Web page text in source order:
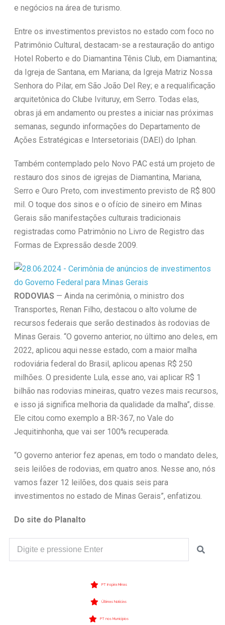
e negócios na área de turismo.
Entre os investimentos previstos no estado com foco no
Patrimônio Cultural, destacam-se a restauração do antigo
Hotel Roberto e do Diamantina Tênis Club, em Diamantina;
da Igreja de Santana, em Mariana; da Igreja Matriz Nossa
Senhora do Pilar, em São João Del Rey; e a requalificação
arquitetônica do Clube Ivituruy, em Serro. Todas elas,
obras já em andamento ou prestes a iniciar nas próximas
semanas, segundo informações do Departamento de
Ações Estratégicas e Intersetoriais (DAEI) do Iphan.
Também contemplado pelo Novo PAC está um projeto de
restauro dos sinos de igrejas de Diamantina, Mariana,
Serro e Ouro Preto, com investimento previsto de R$ 800
mil. O toque dos sinos e o ofício de sineiro em Minas
Gerais são manifestações culturais tradicionais
registradas como Patrimônio no Livro de Registro das
Formas de Expressão desde 2009.
RODOVIAS— Ainda na cerimônia, o ministro dos
Transportes, Renan Filho, destacou o alto volume de
recursos federais que serão destinados às rodovias de
Minas Gerais. “O governo anterior, no último ano deles, em
2022, aplicou aqui nesse estado, com a maior malha
rodoviária federal do Brasil, aplicou apenas R$ 250
milhões. O presidente Lula, esse ano, vai aplicar R$ 1
bilhão nas rodovias mineiras, quatro vezes mais recursos,
e isso já significa melhoria da qualidade da malha”, disse.
Ele citou como exemplo a BR-367, no Vale do
Jequitinhonha, que vai ser 100% recuperada.
“O governo anterior fez apenas, em todo o mandato deles,
seis leilões de rodovias, em quatro anos. Nesse ano, nós
vamos fazer 12 leilões, dos quais seis para
investimentos no estado de Minas Gerais”, enfatizou.
Do site do Planalto
PT Inspira Minas
Últimas Notícias
PT nos Municípios